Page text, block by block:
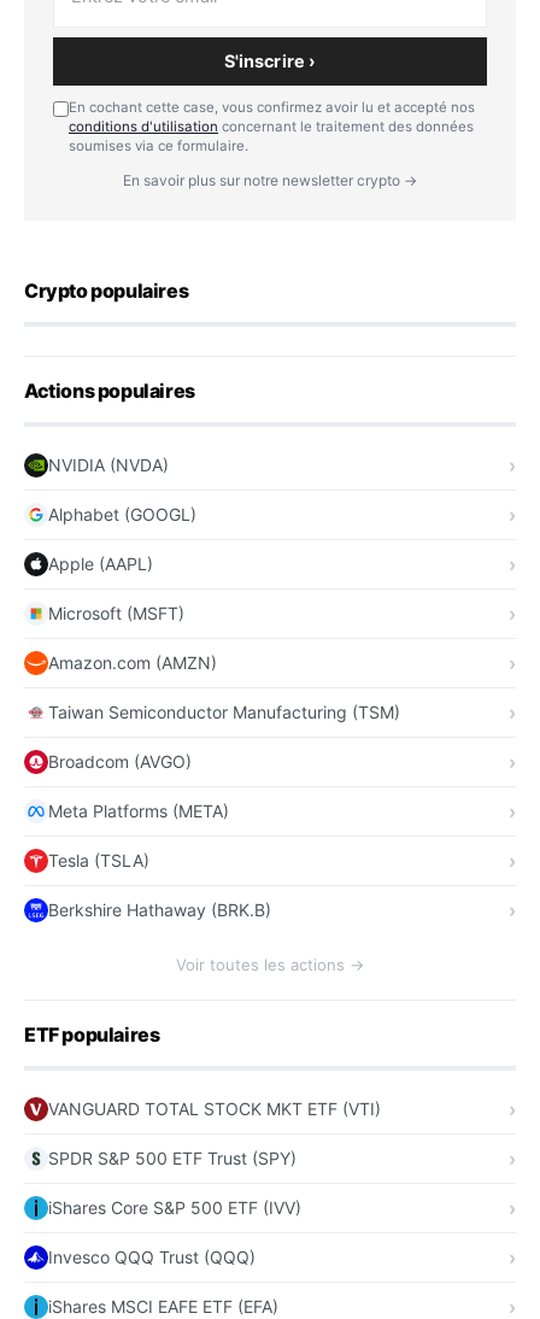
S'inscrire ›
En cochant cette case, vous confirmez avoir lu et accepté nos
conditions d'utilisation concernant le traitement des données
soumises via ce formulaire.
En savoir plus sur notre newsletter crypto →
Crypto populaires
Actions populaires
NVIDIA (NVDA)
Alphabet (GOOGL)
Apple (AAPL)
Microsoft (MSFT)
Amazon.com (AMZN)
Taiwan Semiconductor Manufacturing (TSM)
Broadcom (AVGO)
Meta Platforms (META)
Tesla (TSLA)
Berkshire Hathaway (BRK.B)
Voir toutes les actions →
ETF populaires
VANGUARD TOTAL STOCK MKT ETF (VTI)
SPDR S&P 500 ETF Trust (SPY)
iShares Core S&P 500 ETF (IVV)
Invesco QQQ Trust (QQQ)
iShares MSCI EAFE ETF (EFA)